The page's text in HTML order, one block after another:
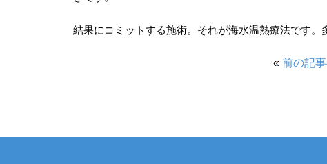
結果にコミットする施術。それが海水温熱療法です。
« 前の記